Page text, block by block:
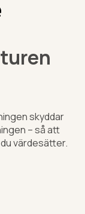
skyddar
– så att
värdesätter.